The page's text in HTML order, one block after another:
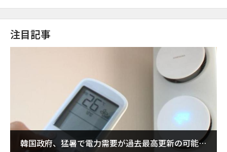
注目記事
韓国政府、猛暑で電力需要が過去最高更新の可能性